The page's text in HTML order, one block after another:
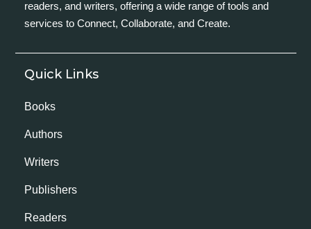
readers, and writers, offering a wide range of tools and
services to Connect, Collaborate, and Create.
Quick Links
Books
Authors
Writers
Publishers
Readers